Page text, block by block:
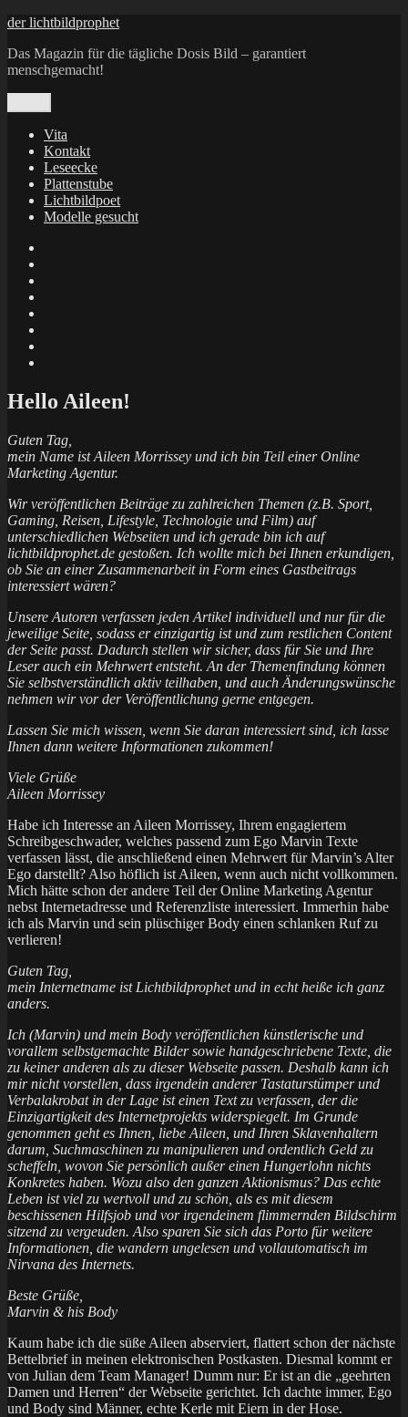
Zum
springen
der lichtbildprophet
Das Magazin für die tägliche Dosis Bild – garantiert
menschgemacht!
Vita
Kontakt
Leseecke
Plattenstube
Lichtbildpoet
Modelle gesucht
X
Hello Aileen!
Guten Tag,
mein Name ist Aileen Morrissey und ich bin Teil einer Online
Marketing Agentur.
Wir veröffentlichen Beiträge zu zahlreichen Themen (z.B. Sport,
Gaming, Reisen, Lifestyle, Technologie und Film) auf
unterschiedlichen Webseiten und ich gerade bin ich auf
lichtbildprophet.de gestoßen. Ich wollte mich bei Ihnen erkundigen,
ob Sie an einer Zusammenarbeit in Form eines Gastbeitrags
interessiert wären?
Unsere Autoren verfassen jeden Artikel individuell und nur für die
jeweilige Seite, sodass er einzigartig ist und zum restlichen Content
der Seite passt. Dadurch stellen wir sicher, dass für Sie und Ihre
Leser auch ein Mehrwert entsteht. An der Themenfindung können
Sie selbstverständlich aktiv teilhaben, und auch Änderungswünsche
nehmen wir vor der Veröffentlichung gerne entgegen.
Lassen Sie mich wissen, wenn Sie daran interessiert sind, ich lasse
Ihnen dann weitere Informationen zukommen!
Viele Grüße
Aileen Morrissey
Habe ich Interesse an Aileen Morrissey, Ihrem engagiertem
Schreibgeschwader, welches passend zum Ego Marvin Texte
verfassen lässt, die anschließend einen Mehrwert für Marvin’s Alter
Ego darstellt? Also höflich ist Aileen, wenn auch nicht vollkommen.
Mich hätte schon der andere Teil der Online Marketing Agentur
nebst Internetadresse und Referenzliste interessiert. Immerhin habe
ich als Marvin und sein plüschiger Body einen schlanken Ruf zu
verlieren!
Guten Tag,
mein Internetname ist Lichtbildprophet und in echt heiße ich ganz
anders.
Ich (Marvin) und mein Body veröffentlichen künstlerische und
vorallem selbstgemachte Bilder sowie handgeschriebene Texte, die
zu keiner anderen als zu dieser Webseite passen. Deshalb kann ich
mir nicht vorstellen, dass irgendein anderer Tastaturstümper und
Verbalakrobat in der Lage ist einen Text zu verfassen, der die
Einzigartigkeit des Internetprojekts widerspiegelt. Im Grunde
genommen geht es Ihnen, liebe Aileen, und Ihren Sklavenhaltern
darum, Suchmaschinen zu manipulieren und ordentlich Geld zu
scheffeln, wovon Sie persönlich außer einen Hungerlohn nichts
Konkretes haben. Wozu also den ganzen Aktionismus? Das echte
Leben ist viel zu wertvoll und zu schön, als es mit diesem
beschissenen Hilfsjob und vor irgendeinem flimmernden Bildschirm
sitzend zu vergeuden. Also sparen Sie sich das Porto für weitere
Informationen, die wandern ungelesen und vollautomatisch im
Nirvana des Internets.
Beste Grüße,
Marvin & his Body
Kaum habe ich die süße Aileen abserviert, flattert schon der nächste
Bettelbrief in meinen elektronischen Postkasten. Diesmal kommt er
von Julian dem Team Manager! Dumm nur: Er ist an die „geehrten
Damen und Herren“ der Webseite gerichtet. Ich dachte immer, Ego
und Body sind Männer, echte Kerle mit Eiern in der Hose.